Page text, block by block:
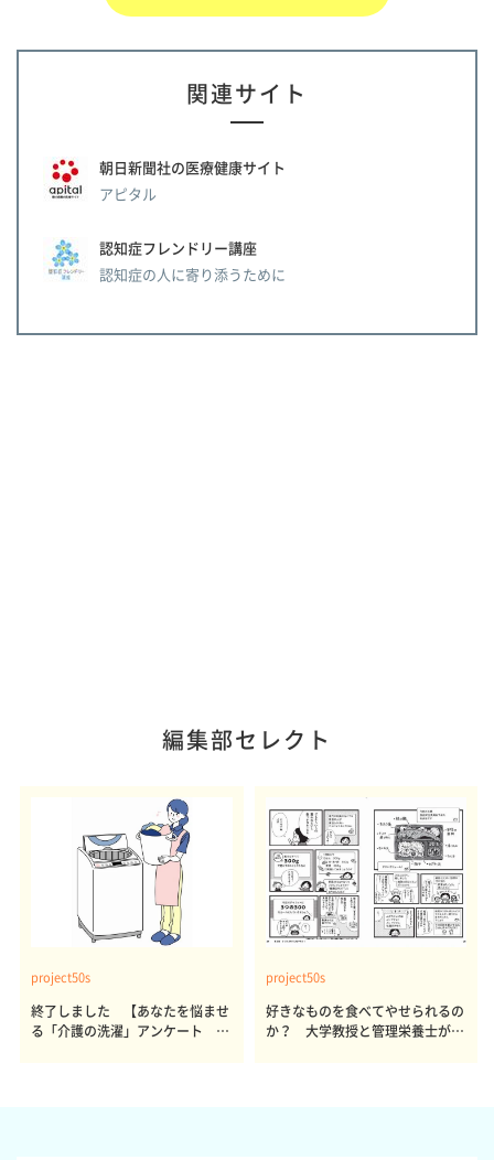
関連サイト
朝日新聞社の医療健康サイト
アピタル
認知症フレンドリー講座
認知症の人に寄り添うために
編集部セレクト
project50s
終了しました 【あなたを悩ませ
る「介護の洗濯」アンケート 体
project50s
好きなものを食べてやせられるの
か？ 大学教授と管理栄養士が出